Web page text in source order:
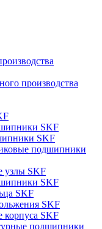
производства
SKF
SKF
подшипники
узлы SKF
SKF
SKF
SKF
SKF
подшипники